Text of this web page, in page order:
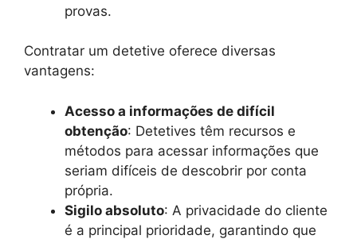
provas.
Contratar um detetive oferece diversas
vantagens:
Acesso a informações de difícil
obtenção: Detetives têm recursos e
métodos para acessar informações que
seriam difíceis de descobrir por conta
própria.
Sigilo absoluto: A privacidade do cliente
é a principal prioridade, garantindo que